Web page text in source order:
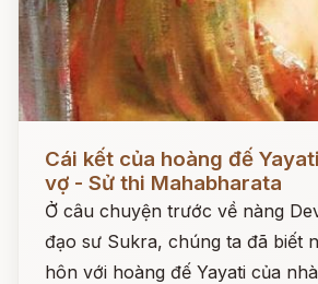
Cái kết của hoàng đế
vợ - Sử thi Mahabharata
Ở câu chuyện trước về nàng
đạo sư Sukra, chúng ta đã biết
hôn với hoàng đế Yayati của